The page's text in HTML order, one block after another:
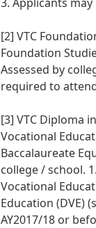
[2] VTC
Foundation
Assessed by
required to
[3] VTC Diploma
Vocational
Baccalaureate
college / school.
Vocational
Education (DVE)
AY2017/18 or